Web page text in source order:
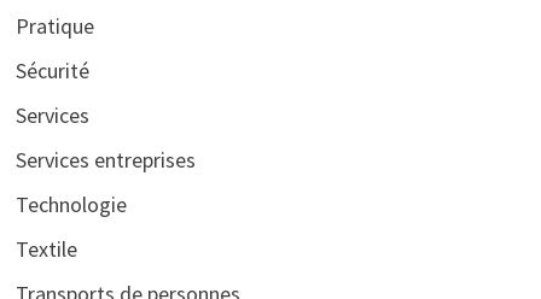
Pratique
Sécurité
Services
Services entreprises
Technologie
Textile